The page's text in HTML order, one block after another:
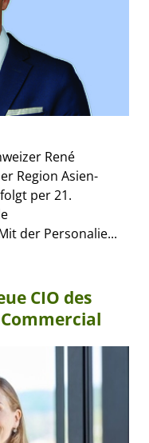
René
Region Asien-
per 21.
der Personalie...
CIO des